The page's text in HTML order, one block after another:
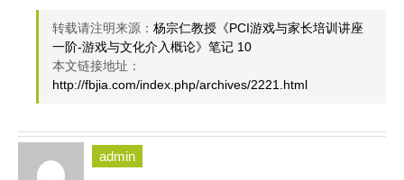
转载请注明来源： 杨宗仁教授《PCI游戏与家长培训讲座
一阶-游戏与文化介入概论》笔记 10
本文链接地址：
http://fbjia.com/index.php/archives/2221.html
admin